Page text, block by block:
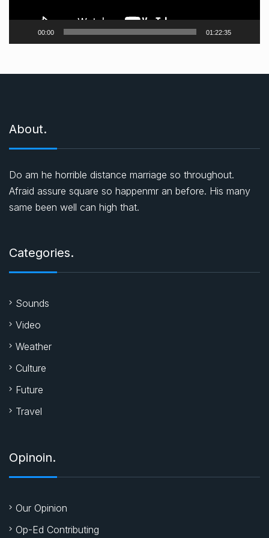
n
ı
00:00 01:22:35
About.
Do am he horrible distance marriage so throughout.
Afraid assure square so happenmr an before. His many
same been well can high that.
Categories.
Sounds
Video
Weather
Culture
Future
Travel
Opinoin.
Our Opinion
Op-Ed Contributing